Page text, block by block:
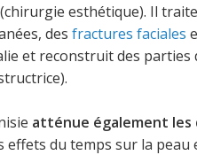
esthétique). Il
des fractures faciales
et reconstruit des
atténue également
effets du temps sur la